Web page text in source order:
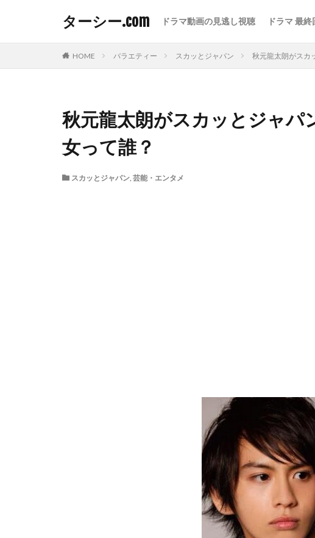
ターシー.com ドラマ動画の見逃し視聴 ドラマ 最終
HOME バラエティー スカッとジャパン 秋元龍太朗がスカ
秋元龍太朗がスカッとジャパ
女って誰？
スカッとジャパン, 芸能・エンタメ